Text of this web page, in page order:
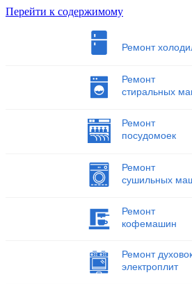
Перейти к содержимому
Ремонт
Ремонт
стиральных
Ремонт
посудомоек
Ремонт
сушильных
Ремонт
кофемашин
Ремонт
электроплит